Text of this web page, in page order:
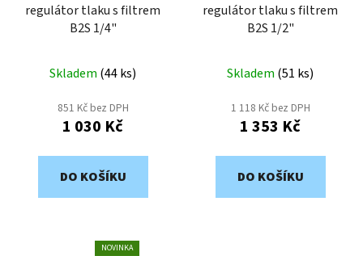
regulátor tlaku s filtrem
B2S 1/4"
Skladem (44 ks)
851 Kč bez DPH
1 030 Kč
DO KOŠÍKU
regulátor tlaku s filtrem
B2S 1/2"
Skladem (51 ks)
1 118 Kč bez DPH
1 353 Kč
DO KOŠÍKU
NOVINKA